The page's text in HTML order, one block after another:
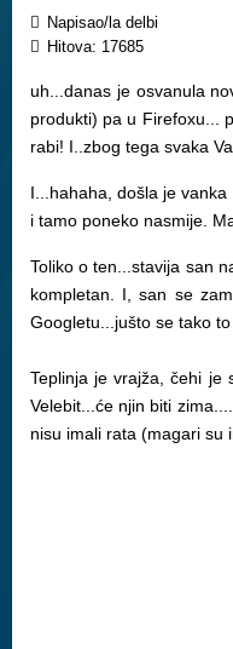
Napisao/la delbi
Hitova: 17685
uh...danas je osvanula
produkti) pa u Firefoxu...
rabi! I..zbog tega svaka
I...hahaha, došla je
i tamo poneko nasmije.
Toliko o ten...stavija san
kompletan. I, san se
Googletu...jušto se tako
Teplinja je vrajža, čehi je
Velebit...će njin biti
nisu imali rata (magari su